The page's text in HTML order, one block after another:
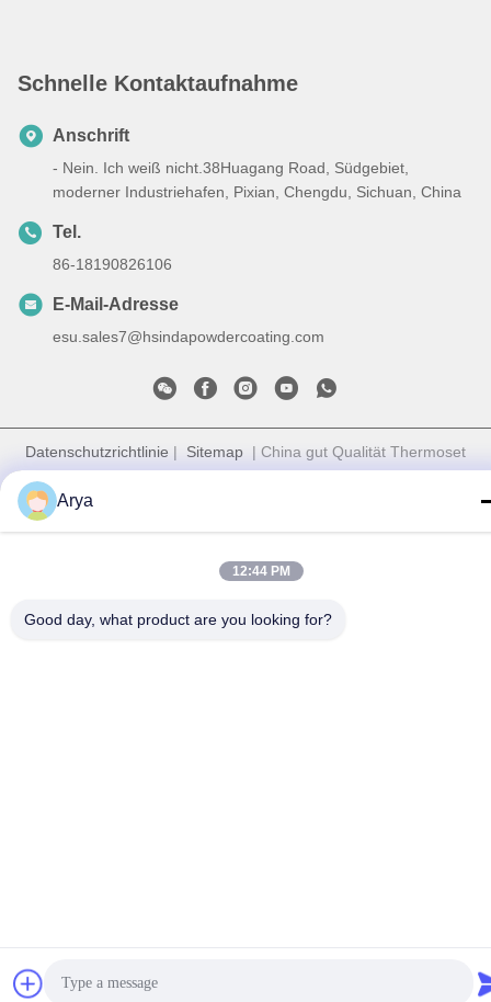
Schnelle Kontaktaufnahme
Anschrift
- Nein. Ich weiß nicht.38Huagang Road, Südgebiet,
moderner Industriehafen, Pixian, Chengdu, Sichuan, China
Tel.
86-18190826106
E-Mail-Adresse
esu.sales7@hsindapowdercoating.com
Datenschutzrichtlinie | Sitemap | China gut Qualität Thermoset
Chengdu Hsinda Polymer Materials Co., Ltd. - Alle. Alle Rechte
vorbehalten.
Arya
12:44 PM
Good day, what product are you looking for?